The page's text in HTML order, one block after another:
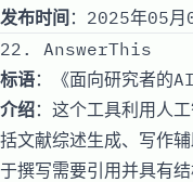
发布时间 ：2025年05
22. AnswerThis
标语：《面向研究者的AI
介绍：这个工具利用人
括文献综述生成、写作
于撰写需要引用并具有结